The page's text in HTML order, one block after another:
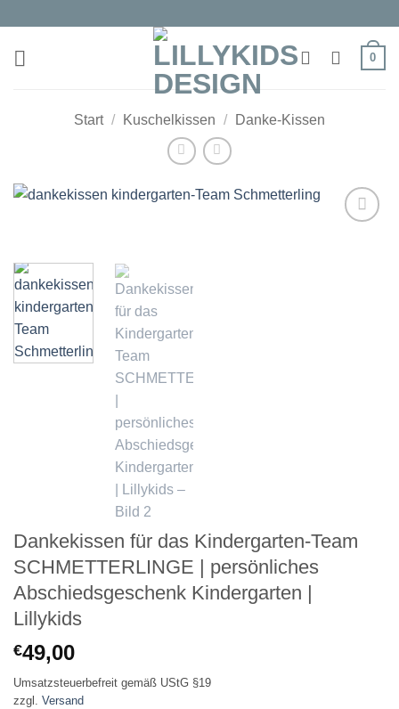
springen
0
Start / Kuschelkissen / Danke-Kissen
Dankekissen für das Kindergarten-Team
SCHMETTERLINGE | persönliches
Abschiedsgeschenk Kindergarten |
Lillykids
€49,00
Umsatzsteuerbefreit gemäß UStG §19
zzgl. Versand